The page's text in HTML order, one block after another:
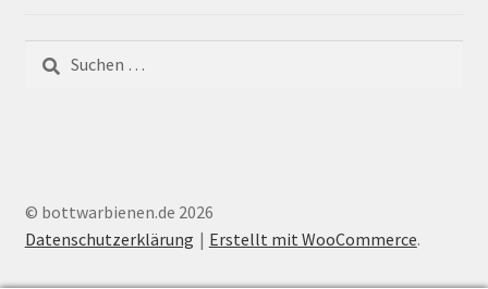
nach:
© bottwarbienen.de 2026
Datenschutzerklärung
Erstellt mit WooCommerce.